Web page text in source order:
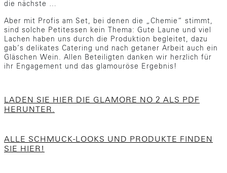
die nächste …
Aber mit Profis am Set, bei denen die „Chemie“ stimmt,
sind solche Petitessen kein Thema: Gute Laune und viel
Lachen haben uns durch die Produktion begleitet, dazu
gab’s delikates Catering und nach getaner Arbeit auch ein
Gläschen Wein. Allen Beteiligten danken wir herzlich für
ihr Engagement und das glamouröse Ergebnis!
LADEN SIE HIER DIE GLAMORE NO 2 ALS PDF
HERUNTER.
ALLE SCHMUCK-LOOKS UND PRODUKTE FINDEN
SIE HIER!